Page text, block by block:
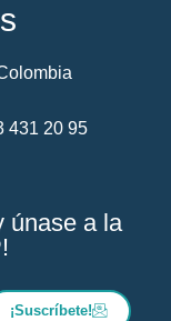
431 20 95
únase a la
¡Suscríbete!